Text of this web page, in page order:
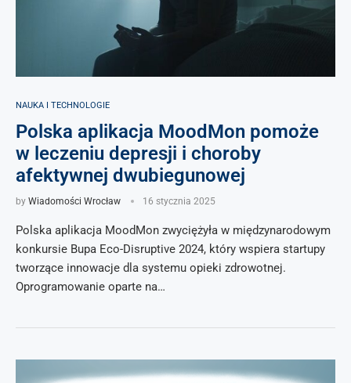
NAUKA I TECHNOLOGIE
Polska aplikacja MoodMon pomoże
w leczeniu depresji i choroby
afektywnej dwubiegunowej
by Wiadomości Wrocław 16 stycznia 2025
Polska aplikacja MoodMon zwyciężyła w międzynarodowym
konkursie Bupa Eco-Disruptive 2024, który wspiera startupy
tworzące innowacje dla systemu opieki zdrowotnej.
Oprogramowanie oparte na…